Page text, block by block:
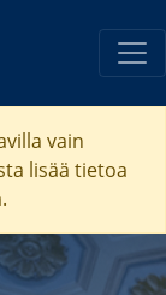
vain
lisää tietoa